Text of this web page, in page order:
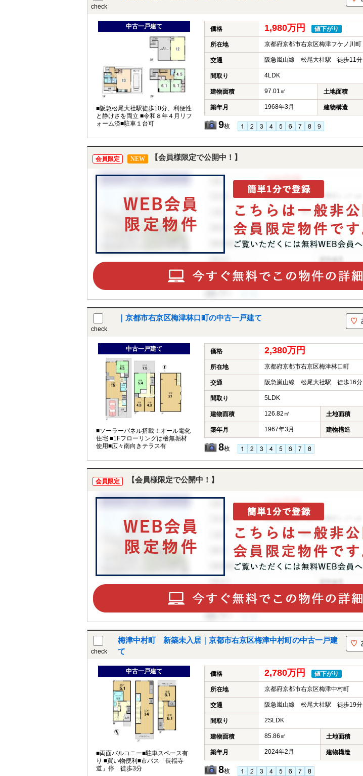
check
中古一戸建て
■阪急松尾大社駅徒歩10分、利便性
と静けさを両立 ■令和８年４月リフ
ォーム済■駐車１台可
価格 1,980万円 値下がり
所在地 京都府京都市右京区梅津フケノ川町
交通 阪急嵐山線 松尾大社駅 徒歩11分
間取り 4LDK
建物面積 97.01㎡ 土地面積
築年月 1968年3月 建物構造
9枚
会員限定 NEW 【会員様限定で公開中！】
check
｜京都市右京区梅津林口町の中古一戸建て
中古一戸建て
■ソーラーパネル搭載！オール電化
住宅 ■1Fフローリングは檜無垢材
使用■広々南向きテラス有
価格 2,380万円
所在地 京都府京都市右京区梅津林口町
交通 阪急嵐山線 松尾大社駅 徒歩16分
間取り 5LDK
建物面積 126.82㎡ 土地面積
築年月 1967年3月 建物構造
8枚
会員限定 【会員様限定で公開中！】
check
梅津中村町 新築未入居｜京都市右京区梅津中村町の中古一戸建
て
中古一戸建て
■両面バルコニー■駐車スペース有
り ■買い物便利■市バス「長福寺
道」停 徒歩3分
価格 2,780万円 値下がり
所在地 京都府京都市右京区梅津中村町
交通 阪急嵐山線 松尾大社駅 徒歩19分
間取り 2SLDK
建物面積 85.86㎡ 土地面積
築年月 2024年2月 建物構造
8枚